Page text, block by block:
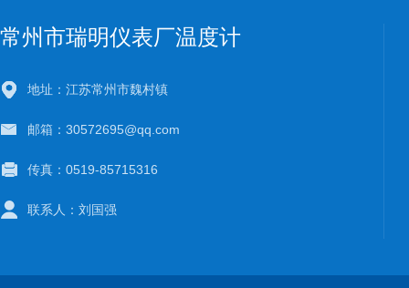
常州市瑞明仪表厂温度计
地址：江苏常州市魏村镇
邮箱：30572695@qq.com
传真：0519-85715316
联系人：刘国强